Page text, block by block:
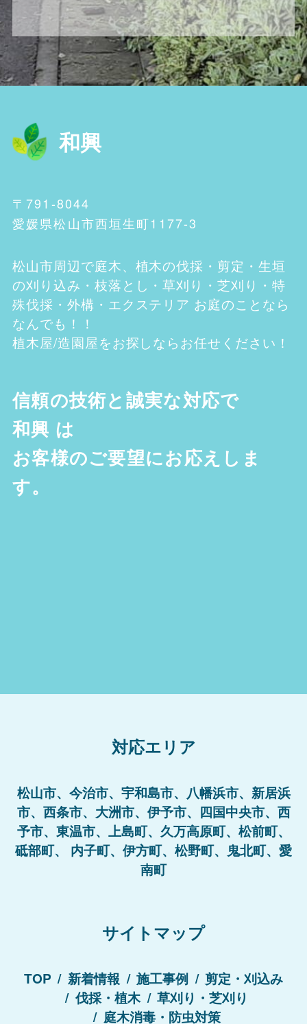
和興
〒791-8044
愛媛県松山市西垣生町1177-3
松山市周辺で庭木、植木の伐採・剪定・生垣
の刈り込み・枝落とし・草刈り・芝刈り・特
殊伐採・外構・エクステリア お庭のことなら
なんでも！！
植木屋/造園屋をお探しならお任せください！
信頼の技術と誠実な対応で
和興 は
お客様のご要望にお応えしま
す。
対応エリア
松山市、今治市、宇和島市、八幡浜市、新居浜
市、西条市、大洲市、伊予市、四国中央市、西
予市、東温市、上島町、久万高原町、松前町、
砥部町、 内子町、伊方町、松野町、鬼北町、愛
南町
サイトマップ
TOP 新着情報 施工事例
剪定・刈込み
伐採・植木
草刈り・芝刈り
庭木消毒・防虫対策